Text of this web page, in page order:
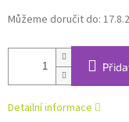
Můžeme doručit do:
Detailní informace